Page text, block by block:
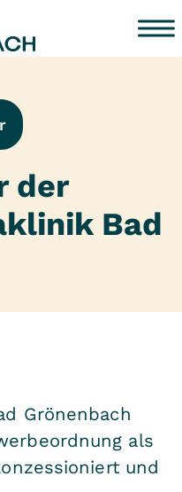
der
Bad
Grönenbach
als
und